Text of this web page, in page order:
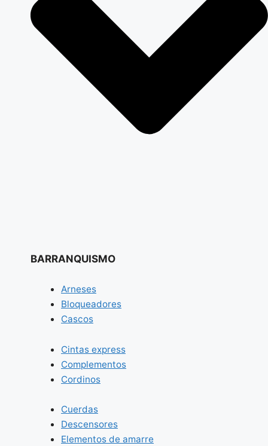
BARRANQUISMO
Arneses
Bloqueadores
Cascos
Cintas express
Complementos
Cordinos
Cuerdas
Descensores
Elementos de amarre